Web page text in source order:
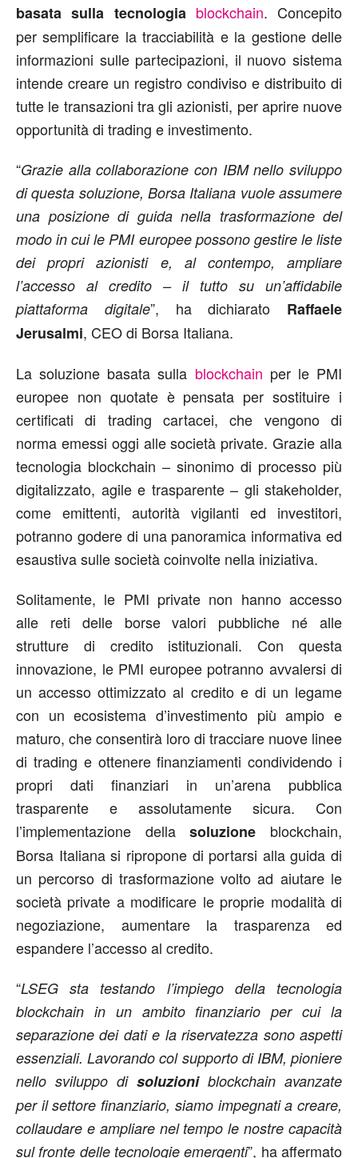
basata sulla tecnologia blockchain. Concepito
per semplificare la tracciabilità e la gestione delle
informazioni sulle partecipazioni, il nuovo sistema
intende creare un registro condiviso e distribuito di
tutte le transazioni tra gli azionisti, per aprire nuove
opportunità di trading e investimento.
“Grazie alla collaborazione con IBM nello sviluppo
di questa soluzione, Borsa Italiana vuole assumere
una posizione di guida nella trasformazione del
modo in cui le PMI europee possono gestire le liste
dei propri azionisti e, al contempo, ampliare
l’accesso al credito – il tutto su un’affidabile
piattaforma digitale”, ha dichiarato Raffaele
Jerusalmi, CEO di Borsa Italiana.
La soluzione basata sulla blockchain per le PMI
europee non quotate è pensata per sostituire i
certificati di trading cartacei, che vengono di
norma emessi oggi alle società private. Grazie alla
tecnologia blockchain – sinonimo di processo più
digitalizzato, agile e trasparente – gli stakeholder,
come emittenti, autorità vigilanti ed investitori,
potranno godere di una panoramica informativa ed
esaustiva sulle società coinvolte nella iniziativa.
Solitamente, le PMI private non hanno accesso
alle reti delle borse valori pubbliche né alle
strutture di credito istituzionali. Con questa
innovazione, le PMI europee potranno avvalersi di
un accesso ottimizzato al credito e di un legame
con un ecosistema d’investimento più ampio e
maturo, che consentirà loro di tracciare nuove linee
di trading e ottenere finanziamenti condividendo i
propri dati finanziari in un’arena pubblica
trasparente e assolutamente sicura. Con
l’implementazione dellasoluzione blockchain,
Borsa Italiana si ripropone di portarsi alla guida di
un percorso di trasformazione volto ad aiutare le
società private a modificare le proprie modalità di
negoziazione, aumentare la trasparenza ed
espandere l’accesso al credito.
“LSEG sta testando l’impiego della tecnologia
blockchain in un ambito finanziario per cui la
separazione dei dati e la riservatezza sono aspetti
essenziali. Lavorando col supporto di IBM, pioniere
nello sviluppo di soluzioniblockchain avanzate
per il settore finanziario, siamo impegnati a creare,
collaudare e ampliare nel tempo le nostre capacità
sul fronte delle tecnologie emergenti”, ha affermato